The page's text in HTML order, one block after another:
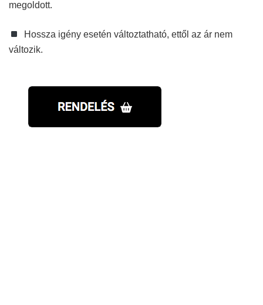
megoldott.
Hossza igény esetén változtatható, ettől az ár nem
változik.